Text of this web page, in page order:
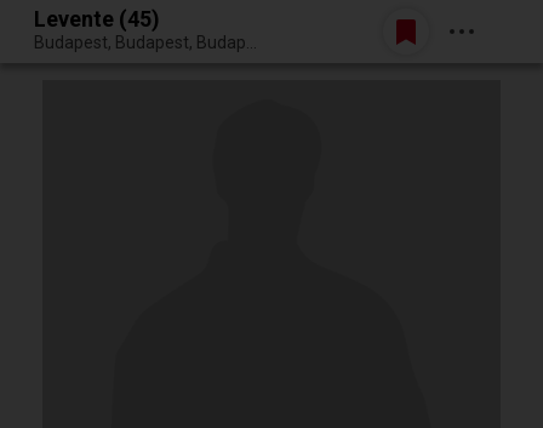
Egy jó randiból bármi lehet.
Belépés
Levente (45)